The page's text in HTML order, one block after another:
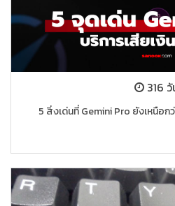
316
5 สิ่งเด่นที่ Gemini Pro ยังเหนือ